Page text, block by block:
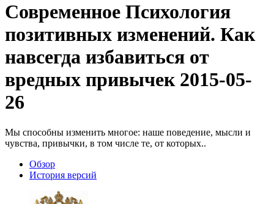
Современное Психология
позитивных изменений. Как
навсегда избавиться от
вредных привычек 2015-05-
26
Мы способны изменить многое: наше поведение, мысли и
чувства, привычки, в том числе те, от которых..
Обзoр
История версий